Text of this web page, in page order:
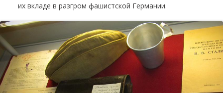
их вкладе в разгром фашистской Германии.